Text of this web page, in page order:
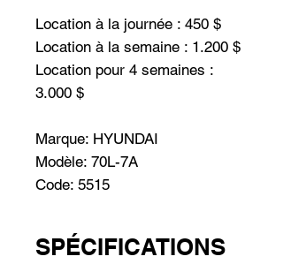
Location à la journée : 450 $
Location à la semaine : 1.200 $
Location pour 4 semaines :
3.000 $
Marque: HYUNDAI
Modèle: 70L-7A
Code: 5515
SPÉCIFICATIONS